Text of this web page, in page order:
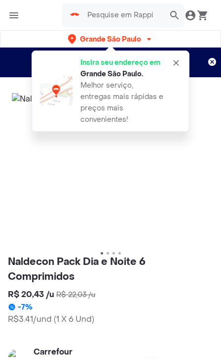
Grande São Paulo
Insira seu endereço em
Grande São Paulo.
Melhor serviço,
entregas mais rápidas e
preços mais
convenientes!
Entregas grátis por 15 dias!
Aplicam T&C
Naldecon Pack Dia e Noite 6
Comprimidos
R$ 20,43 /u R$ 22,03/u
-7%
R$3.41/und (1 X 6 Und)
Carrefour